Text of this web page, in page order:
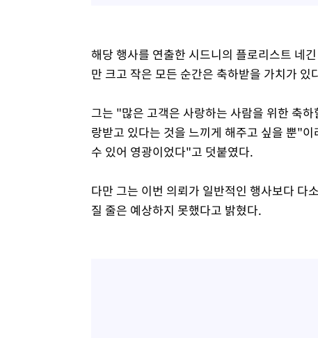
해당 행사를 연출한 시드니의 플로리스트 네
만 크고 작은 모든 순간은 축하받을 가치가
그는 "많은 고객은 사랑하는 사람을 위한 축
랑받고 있다는 것을 느끼게 해주고 싶을 뿐"
수 있어 영광이었다"고 덧붙였다.
다만 그는 이번 의뢰가 일반적인 행사보다 다
질 줄은 예상하지 못했다고 밝혔다.